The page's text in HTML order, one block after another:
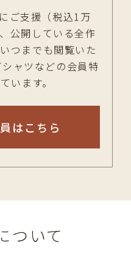
ご支援（税込1万
公開している全作
つまでも閲覧いた
ャツなどの会員特
います。
はこちら
ついて